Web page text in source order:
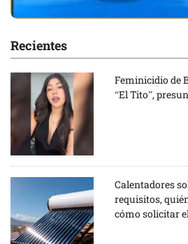
Recientes
Feminicidio de
“El Tito”,
Calentadores
requisitos,
cómo solicitar